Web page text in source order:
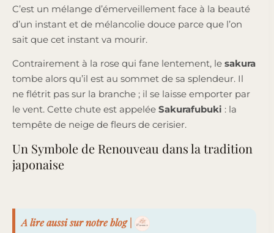
C’est un mélange d’émerveillement face à la beauté
d’un instant et de mélancolie douce parce que l’on
sait que cet instant va mourir.
Contrairement à la rose qui fane lentement, le sakura
tombe alors qu’il est au sommet de sa splendeur. Il
ne flétrit pas sur la branche ; il se laisse emporter par
le vent. Cette chute est appelée Sakurafubuki : la
tempête de neige de fleurs de cerisier.
Un Symbole de Renouveau dans la tradition
japonaise
A lire aussi sur notre blog |